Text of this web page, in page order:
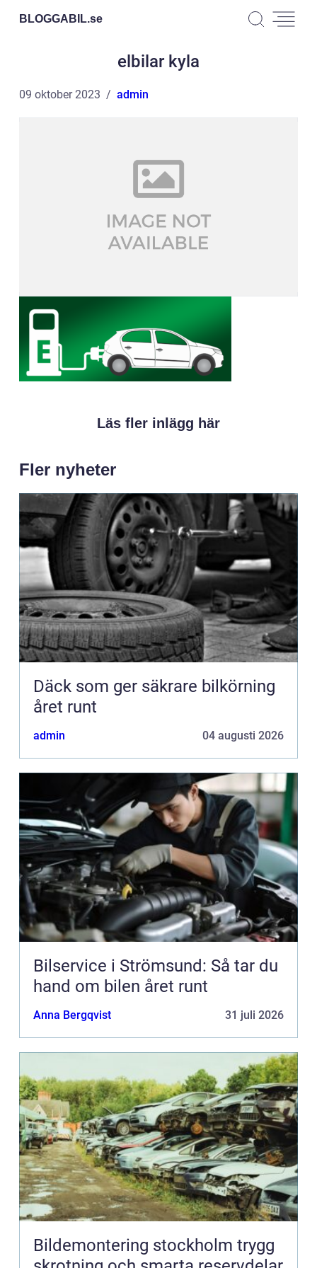
BLOGGABIL.se
elbilar kyla
09 oktober 2023 admin
Läs fler inlägg här
Fler nyheter
Däck som ger säkrare bilkörning
året runt
admin 04 augusti 2026
Bilservice i Strömsund: Så tar du
hand om bilen året runt
Anna Bergqvist 31 juli 2026
Bildemontering stockholm trygg